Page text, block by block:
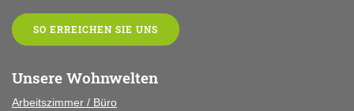
SO ERREICHEN SIE UNS
Unsere Wohnwelten
Arbeitszimmer / Büro